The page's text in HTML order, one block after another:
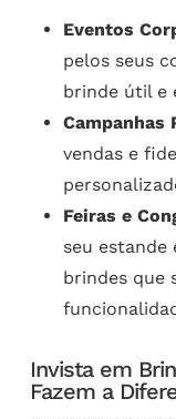
Eventos
pelos seus
brinde útil e
Campanhas
vendas e
Feiras e
seu estande
brindes que
Invista em
Fazem a